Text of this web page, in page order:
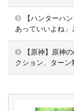
【ハンターハ
あっていいよね
【原神】原神
クション、ター